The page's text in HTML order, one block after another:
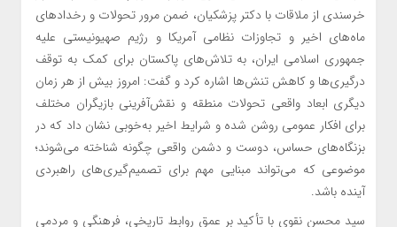
خرسندی از ملاقات با دکتر پزشکیان، ضمن مرور تحولات و رخدادهای
ماه‌های اخیر و تجاوزات نظامی آمریکا و رژیم صهیونیستی علیه
جمهوری اسلامی ایران، به تلاش‌های پاکستان برای کمک به توقف
درگیری‌ها و کاهش تنش‌ها اشاره کرد و گفت: امروز بیش از هر زمان
دیگری ابعاد واقعی تحولات منطقه و نقش‌آفرینی بازیگران مختلف
برای افکار عمومی روشن شده و شرایط اخیر به‌خوبی نشان داد که در
بزنگاه‌های حساس، دوست و دشمن واقعی چگونه شناخته می‌شوند؛
موضوعی که می‌تواند مبنایی مهم برای تصمیم‌گیری‌های راهبردی
آینده باشد.
سید محسن نقوی با تأکید بر عمق روابط تاریخی، فرهنگی و مردمی